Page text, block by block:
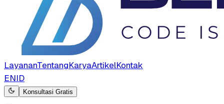
LayananTentangKaryaArtikelKontak
ENID
Konsultasi Gratis